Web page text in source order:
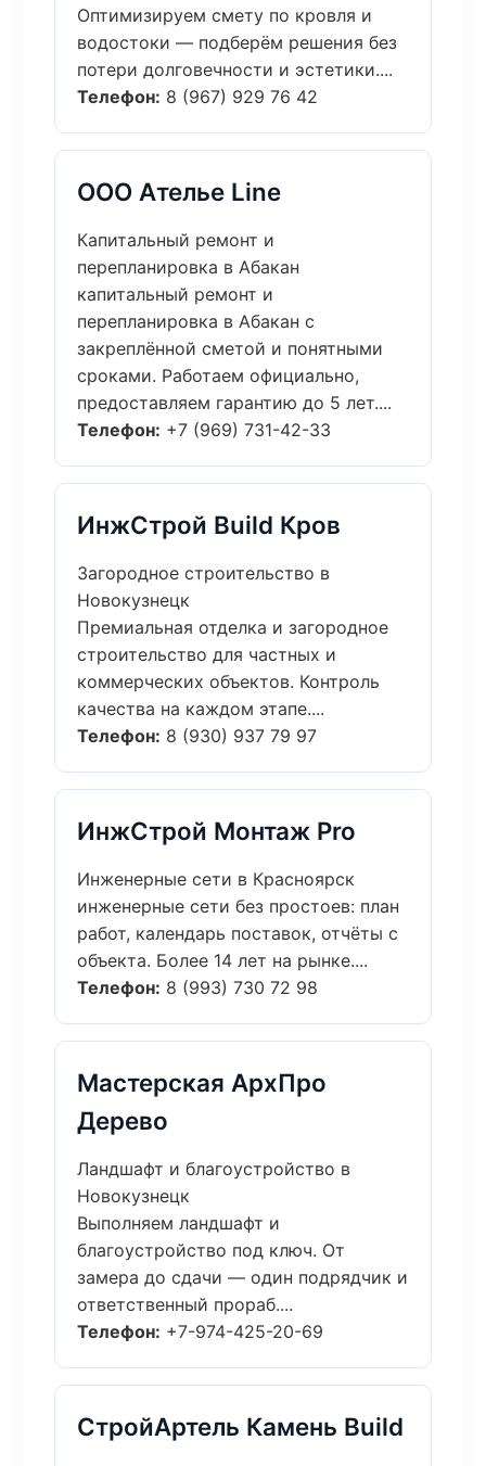
Оптимизируем смету по кровля и
водостоки — подберём решения без
потери долговечности и эстетики....
Телефон: 8 (967) 929 76 42
ООО Ателье Line
Капитальный ремонт и
перепланировка в Абакан
капитальный ремонт и
перепланировка в Абакан с
закреплённой сметой и понятными
сроками. Работаем официально,
предоставляем гарантию до 5 лет....
Телефон: +7 (969) 731-42-33
ИнжСтрой Build Кров
Загородное строительство в
Новокузнецк
Премиальная отделка и загородное
строительство для частных и
коммерческих объектов. Контроль
качества на каждом этапе....
Телефон: 8 (930) 937 79 97
ИнжСтрой Монтаж Pro
Инженерные сети в Красноярск
инженерные сети без простоев: план
работ, календарь поставок, отчёты с
объекта. Более 14 лет на рынке....
Телефон: 8 (993) 730 72 98
Мастерская АрхПро
Дерево
Ландшафт и благоустройство в
Новокузнецк
Выполняем ландшафт и
благоустройство под ключ. От
замера до сдачи — один подрядчик и
ответственный прораб....
Телефон: +7-974-425-20-69
СтройАртель Камень Build